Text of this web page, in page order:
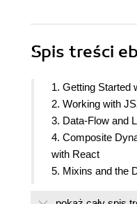
Spis treści
1. Getting Started
2. Working with
3. Data-Flow and
4. Composite
with React
5. Mixins and the